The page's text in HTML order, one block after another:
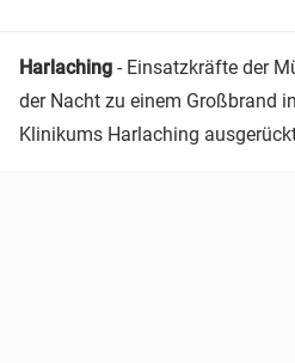
Harlaching - Einsatzkräfte der
der Nacht zu einem Großbrand
Klinikums Harlaching